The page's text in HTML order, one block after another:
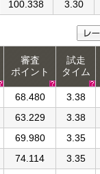
100.338 3.30
審査
ポイント
試走
タイム
68.480
3.38
63.229
3.38
69.980
3.35
74.114
3.35